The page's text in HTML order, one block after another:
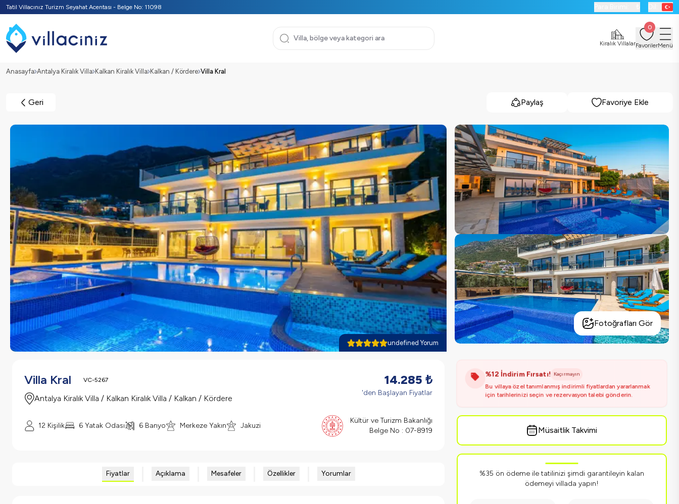
Tatil Villacınız Turizm Seyahat Acentası - Belge No: 11098
Kiralık Villalar
0
FavorilerMenü
Anasayfa Antalya Kiralık Villa Kalkan Kiralık Villa Kalkan / Kördere Villa Kral
Geri Paylaş Favoriye Ekle
undefined Yorum
Fotoğrafları Gör
Villa Kral VC-5267
Antalya Kiralık Villa / Kalkan Kiralık Villa / Kalkan / Kördere
14.285 ₺
'den Başlayan Fiyatlar
12 Kişilik 6 Yatak Odası 6 Banyo Merkeze Yakın Jakuzi
Kültür ve Turizm Bakanlığı
Belge No : 07-8919
Fiyatlar Açıklama Mesafeler Özellikler Yorumlar
%12 İndirim Fırsatı! Kaçırmayın
Bu villaya özel tanımlanmış indirimli fiyatlardan yararlanmak
için tarihlerinizi seçin ve rezervasyon talebi gönderin.
Müsaitlik Takvimi
%35 ön ödeme ile tatilinizi şimdi garantileyin kalan
ödemeyi villada yapın!